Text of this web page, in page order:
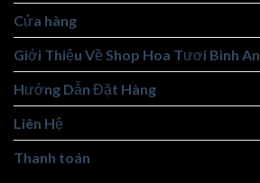
Cửa hàng
Giới Thiệu Về Shop Hoa Tươi Bình An
Hướng Dẫn Đặt Hàng
Liên Hệ
Thanh toán